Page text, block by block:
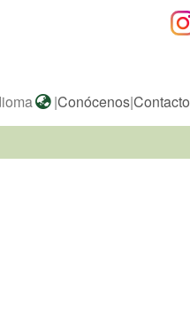
|Conócenos|Contacto